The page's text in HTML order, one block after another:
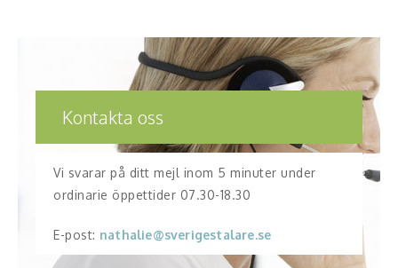
provocerande. Föreläsningen behandlar inte konflikter i
Kontakta oss
Vi svarar på ditt mejl inom 5 minuter under
ordinarie öppettider 07.30-18.30
E-post: nathalie@sverigestalare.se